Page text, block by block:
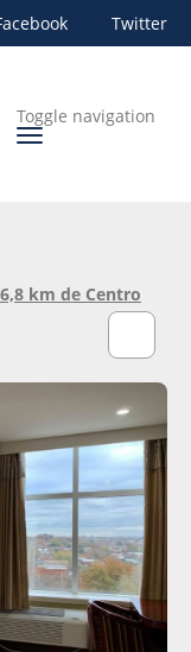
Twitter
Toggle navigation
km de Centro